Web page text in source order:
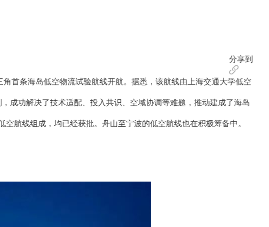
分享到
条海岛低空物流试验航线开航。据悉，该航线由上海交通大学低空
功解决了技术适配、投入共识、空域协调等难题，推动建成了海岛
线组成，均已经获批。舟山至宁波的低空航线也在积极筹备中。